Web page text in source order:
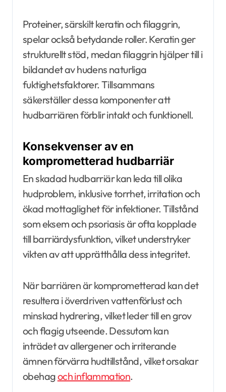
Proteiner, särskilt keratin och filaggrin,
spelar också betydande roller. Keratin ger
strukturellt stöd, medan filaggrin hjälper till i
bildandet av hudens naturliga
fuktighetsfaktorer. Tillsammans
säkerställer dessa komponenter att
hudbarriären förblir intakt och funktionell.
Konsekvenser av en
komprometterad hudbarriär
En skadad hudbarriär kan leda till olika
hudproblem, inklusive torrhet, irritation och
ökad mottaglighet för infektioner. Tillstånd
som eksem och psoriasis är ofta kopplade
till barriärdysfunktion, vilket understryker
vikten av att upprätthålla dess integritet.
När barriären är komprometterad kan det
resultera i överdriven vattenförlust och
minskad hydrering, vilket leder till en grov
och flagig utseende. Dessutom kan
inträdet av allergener och irriterande
ämnen förvärra hudtillstånd, vilket orsakar
obehagoch inflammation.